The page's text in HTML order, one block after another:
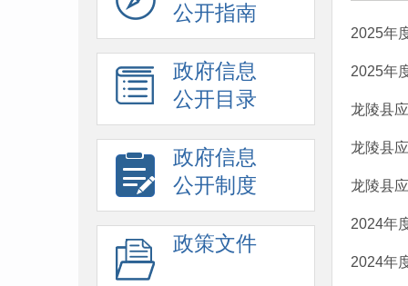
公开指南
政府信息
公开目录
政府信息
公开制度
政策文件
2025年
2025年
龙陵县
龙陵县
龙陵县
2024年
2024年